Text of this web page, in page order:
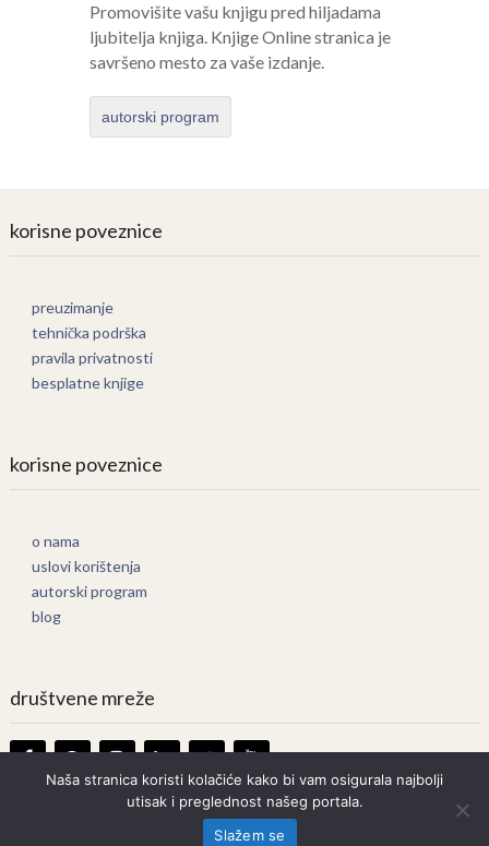
Promovišite vašu knjigu pred hiljadama
ljubitelja knjiga. Knjige Online stranica je
savršeno mesto za vaše izdanje.
autorski program
korisne poveznice
preuzimanje
tehnička podrška
pravila privatnosti
besplatne knjige
korisne poveznice
o nama
uslovi korištenja
autorski program
blog
društvene mreže
Knjige OnlineCopyright © 2026.
Naša stranica koristi kolačiće kako bi vam osigurala najbolji
utisak i preglednost našeg portala.
Slažem se